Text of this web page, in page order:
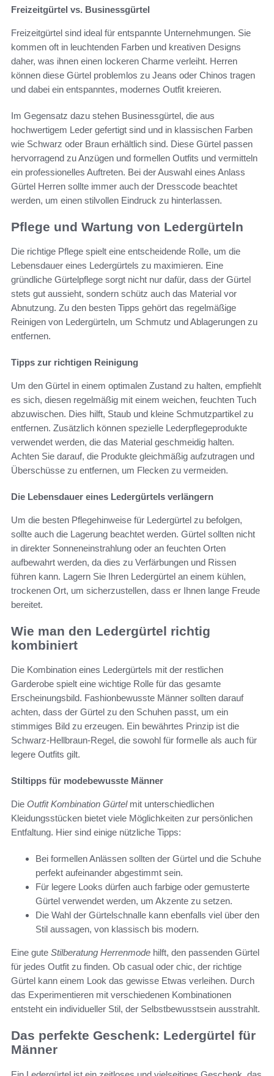
Freizeitgürtel vs. Businessgürtel
Freizeitgürtel sind ideal für entspannte Unternehmungen. Sie
kommen oft in leuchtenden Farben und kreativen Designs
daher, was ihnen einen lockeren Charme verleiht. Herren
können diese Gürtel problemlos zu Jeans oder Chinos tragen
und dabei ein entspanntes, modernes Outfit kreieren.
Im Gegensatz dazu stehen Businessgürtel, die aus
hochwertigem Leder gefertigt sind und in klassischen Farben
wie Schwarz oder Braun erhältlich sind. Diese Gürtel passen
hervorragend zu Anzügen und formellen Outfits und vermitteln
ein professionelles Auftreten. Bei der Auswahl eines Anlass
Gürtel Herren sollte immer auch der Dresscode beachtet
werden, um einen stilvollen Eindruck zu hinterlassen.
Pflege und Wartung von Ledergürteln
Die richtige Pflege spielt eine entscheidende Rolle, um die
Lebensdauer eines Ledergürtels zu maximieren. Eine
gründliche Gürtelpflege sorgt nicht nur dafür, dass der Gürtel
stets gut aussieht, sondern schütz auch das Material vor
Abnutzung. Zu den besten Tipps gehört das regelmäßige
Reinigen von Ledergürteln, um Schmutz und Ablagerungen zu
entfernen.
Tipps zur richtigen Reinigung
Um den Gürtel in einem optimalen Zustand zu halten, empfiehlt
es sich, diesen regelmäßig mit einem weichen, feuchten Tuch
abzuwischen. Dies hilft, Staub und kleine Schmutzpartikel zu
entfernen. Zusätzlich können spezielle Lederpflegeprodukte
verwendet werden, die das Material geschmeidig halten.
Achten Sie darauf, die Produkte gleichmäßig aufzutragen und
Überschüsse zu entfernen, um Flecken zu vermeiden.
Die Lebensdauer eines Ledergürtels verlängern
Um die besten Pflegehinweise für Ledergürtel zu befolgen,
sollte auch die Lagerung beachtet werden. Gürtel sollten nicht
in direkter Sonneneinstrahlung oder an feuchten Orten
aufbewahrt werden, da dies zu Verfärbungen und Rissen
führen kann. Lagern Sie Ihren Ledergürtel an einem kühlen,
trockenen Ort, um sicherzustellen, dass er Ihnen lange Freude
bereitet.
Wie man den Ledergürtel richtig
kombiniert
Die Kombination eines Ledergürtels mit der restlichen
Garderobe spielt eine wichtige Rolle für das gesamte
Erscheinungsbild. Fashionbewusste Männer sollten darauf
achten, dass der Gürtel zu den Schuhen passt, um ein
stimmiges Bild zu erzeugen. Ein bewährtes Prinzip ist die
Schwarz-Hellbraun-Regel, die sowohl für formelle als auch für
legere Outfits gilt.
Stiltipps für modebewusste Männer
Die Outfit Kombination Gürtelmit unterschiedlichen
Kleidungsstücken bietet viele Möglichkeiten zur persönlichen
Entfaltung. Hier sind einige nützliche Tipps:
Bei formellen Anlässen sollten der Gürtel und die Schuhe
perfekt aufeinander abgestimmt sein.
Für legere Looks dürfen auch farbige oder gemusterte
Gürtel verwendet werden, um Akzente zu setzen.
Die Wahl der Gürtelschnalle kann ebenfalls viel über den
Stil aussagen, von klassisch bis modern.
Eine gute Stilberatung Herrenmode hilft, den passenden Gürtel
für jedes Outfit zu finden. Ob casual oder chic, der richtige
Gürtel kann einem Look das gewisse Etwas verleihen. Durch
das Experimentieren mit verschiedenen Kombinationen
entsteht ein individueller Stil, der Selbstbewusstsein ausstrahlt.
Das perfekte Geschenk: Ledergürtel für
Männer